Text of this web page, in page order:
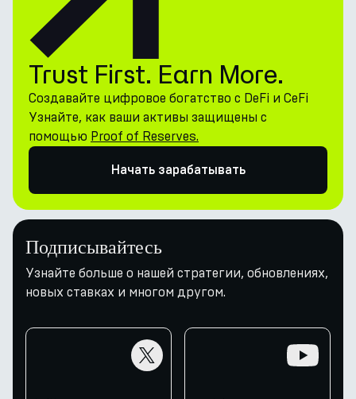
Trust First. Earn More.
Создавайте цифровое богатство с DeFi и CeFi
Узнайте, как ваши активы защищены с
помощью Proof of Reserves.
Начать зарабатывать
Подписывайтесь
Узнайте больше о нашей стратегии, обновлениях,
новых ставках и многом другом.